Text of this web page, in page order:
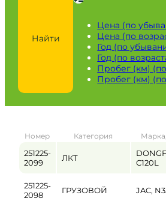
Город / регион
от до
Пробег / Наработка
Цена
Найти
Цена (по
Цена (по
Год (по
Год (по
Пробег (км)
Пробег (км)
Номер Категория
251225-
2099
ЛКТ
C120L
251225-
2098
ГРУЗОВОЙ JAC,